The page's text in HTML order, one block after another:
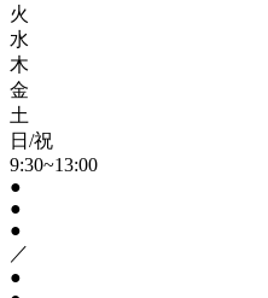
火
水
木
金
土
日/祝
9:30~13:00
●
●
●
／
●